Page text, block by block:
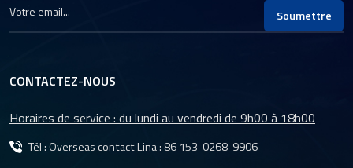
Soumettre
CONTACTEZ-NOUS
Horaires de service : du lundi au vendredi de 9h00 à 18h00
Tél : Overseas contact Lina : 86 153-0268-9906